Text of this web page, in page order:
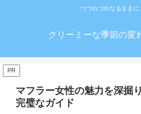
つつれづれなるままに
クリーミーな季節の変
PR
マフラー女性の魅力を深掘
完璧なガイド